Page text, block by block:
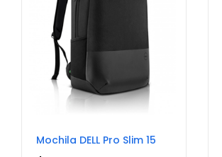
Mochila DELL Pro Slim 15